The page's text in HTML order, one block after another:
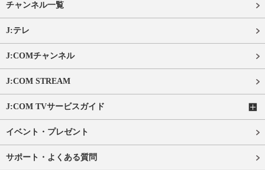
チャンネル一覧
J:テレ
J:COMチャンネル
J:COM STREAM
J:COM TVサービスガイド
イベント・プレゼント
サポート・よくある質問